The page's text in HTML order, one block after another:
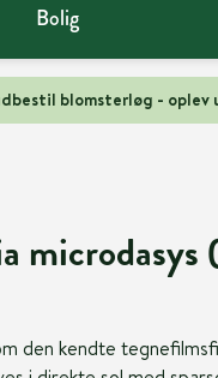
blomsterløg - oplev
Bolig
microdasys
den kendte